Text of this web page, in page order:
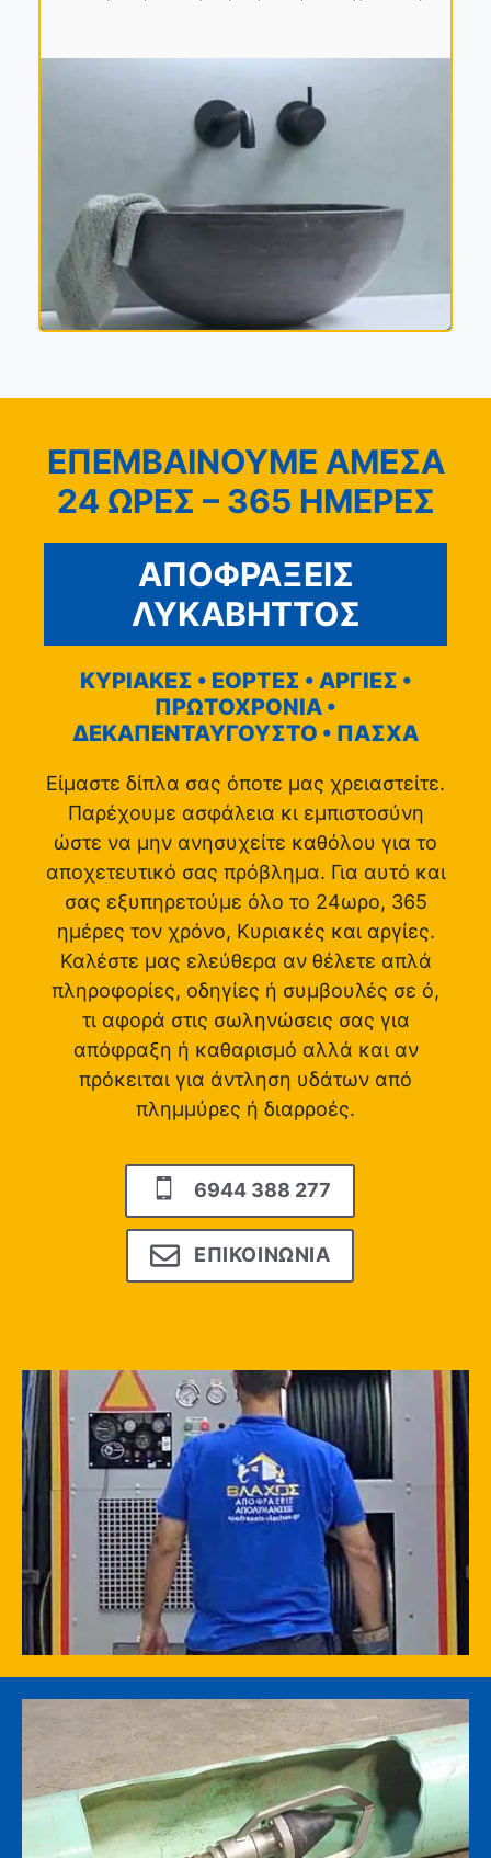
ΕΠΕΜΒΑΙΝΟΥΜΕ ΑΜΕΣΑ
24 ΩΡΕΣ – 365 ΗΜΕΡΕΣ
ΑΠΟΦΡΑΞΕΙΣ
ΛΥΚΑΒΗΤΤΟΣ
ΚΥΡΙΑΚΕΣ • ΕΟΡΤΕΣ • ΑΡΓΙΕΣ •
ΠΡΩΤΟΧΡΟΝΙΑ •
ΔΕΚΑΠΕΝΤΑΥΓΟΥΣΤΟ • ΠΑΣΧΑ
Είμαστε δίπλα σας όποτε μας χρειαστείτε.
Παρέχουμε ασφάλεια κι εμπιστοσύνη
ώστε να μην ανησυχείτε καθόλου για το
αποχετευτικό σας πρόβλημα. Για αυτό και
σας εξυπηρετούμε όλο το 24ωρο, 365
ημέρες τον χρόνο, Κυριακές και αργίες.
Καλέστε μας ελεύθερα αν θέλετε απλά
πληροφορίες, οδηγίες ή συμβουλές σε ό,
τι αφορά στις σωληνώσεις σας για
απόφραξη ή καθαρισμό αλλά και αν
πρόκειται για άντληση υδάτων από
πλημμύρες ή διαρροές.
6944 388 277
ΕΠΙΚΟΙΝΩΝΙΑ